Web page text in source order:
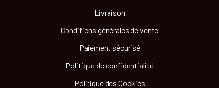
Livraison
Conditions générales de vente
Paiement sécurisé
Politique de confidentialité
Politique des Cookies